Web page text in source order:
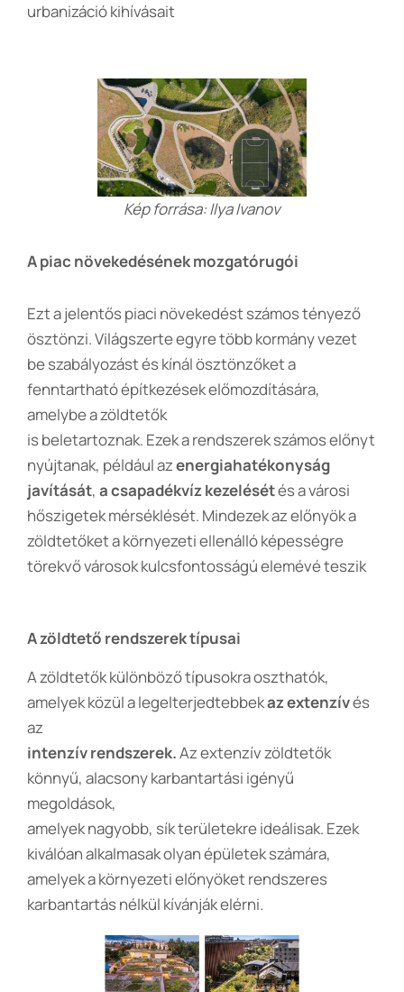
urbanizáció kihívásait
Kép forrása: Ilya Ivanov
A piac növekedésének mozgatórugói
Ezt a jelentős piaci növekedést számos tényező
ösztönzi. Világszerte egyre több kormány vezet
be szabályozást és kínál ösztönzőket a
fenntartható építkezések előmozdítására,
amelybe a zöldtetők
is beletartoznak. Ezek a rendszerek számos előnyt
nyújtanak, például azenergiahatékonyság
javítását, a csapadékvíz kezelésétés a városi
hőszigetek mérséklését. Mindezek az előnyök a
zöldtetőket a környezeti ellenálló képességre
törekvő városok kulcsfontosságú elemévé teszik
A zöldtető rendszerek típusai
A zöldtetők különböző típusokra oszthatók,
amelyek közül a legelterjedtebbekaz extenzívés
az
intenzív rendszerek.Az extenzív zöldtetők
könnyű, alacsony karbantartási igényű
megoldások,
amelyek nagyobb, sík területekre ideálisak. Ezek
kiválóan alkalmasak olyan épületek számára,
amelyek a környezeti előnyöket rendszeres
karbantartás nélkül kívánják elérni.